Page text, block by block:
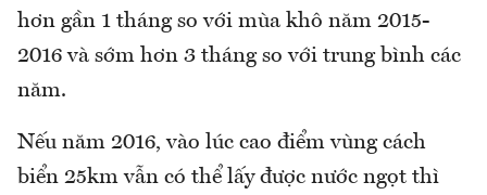
hơn gần 1 tháng so với mùa khô năm 2015-
2016 và sớm hơn 3 tháng so với trung bình các
năm.
Nếu năm 2016, vào lúc cao điểm vùng cách
biển 25km vẫn có thể lấy được nước ngọt thì